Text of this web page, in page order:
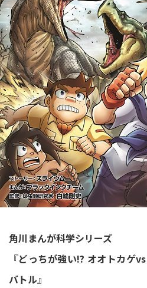
角川まんが科学シリーズ
『どっちが強い!? オオトカゲ
バトル』